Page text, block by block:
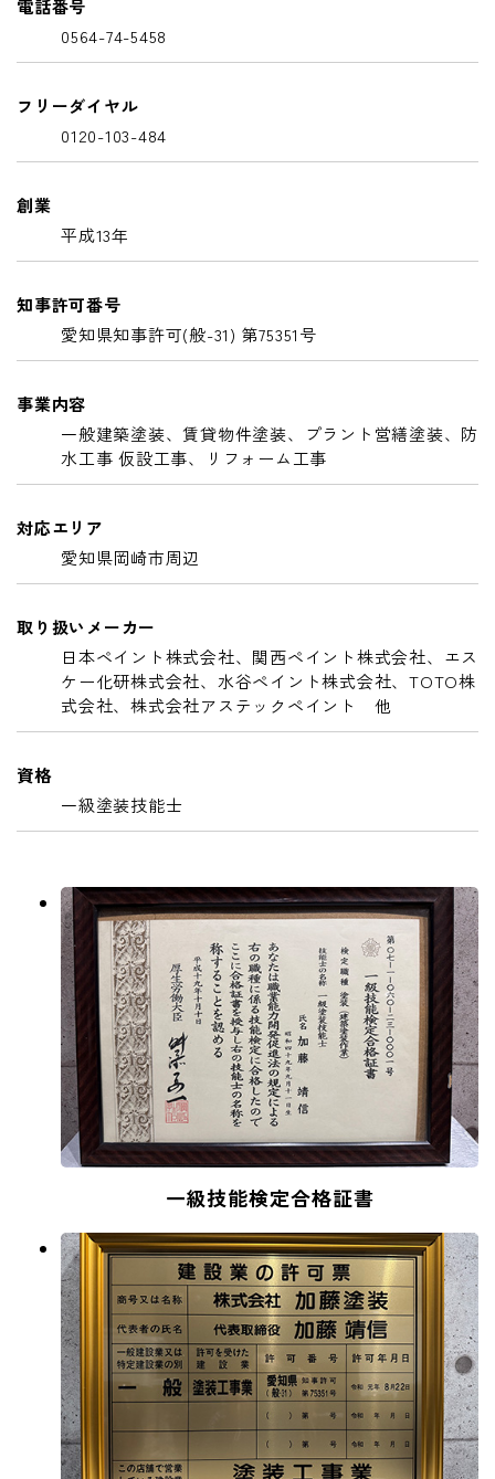
電話番号
0564-74-5458
フリーダイヤル
0120-103-484
創業
平成13年
知事許可番号
愛知県知事許可(般-31) 第75351号
事業内容
一般建築塗装、賃貸物件塗装、プラント営繕塗装、防
水工事 仮設工事、リフォーム工事
対応エリア
愛知県岡崎市周辺
取り扱いメーカー
日本ペイント株式会社、関西ペイント株式会社、エス
ケー化研株式会社、 水谷ペイント株式会社、TOTO株
式会社、株式会社アステックペイント 他
資格
一級塗装技能士
一級技能検定合格証書